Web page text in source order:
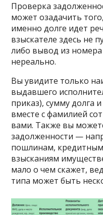
Проверка
может озадачить
именно долге идет
взыскателе здесь не
либо вывод из
нереально.
Вы увидите только
выдавшего
приказ), сумму долга
вместе с фамилией
вами. Также вы
задолженности —
пошлинам,
взысканиям
мало о чем скажет,
типа может быть